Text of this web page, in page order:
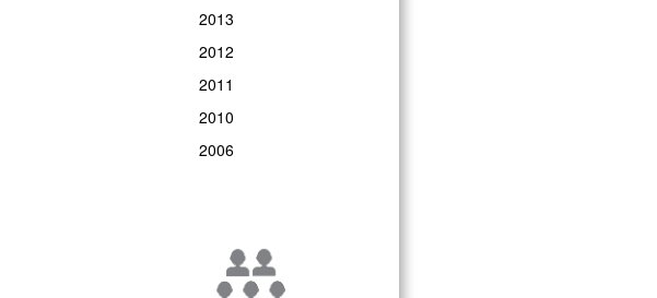
2013
2012
2011
2010
2006